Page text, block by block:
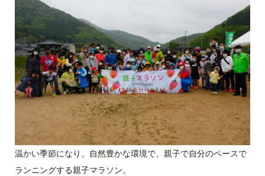
温かい季節になり、自然豊かな環境で、親子で自分のペースで
ランニングする親子マラソン。